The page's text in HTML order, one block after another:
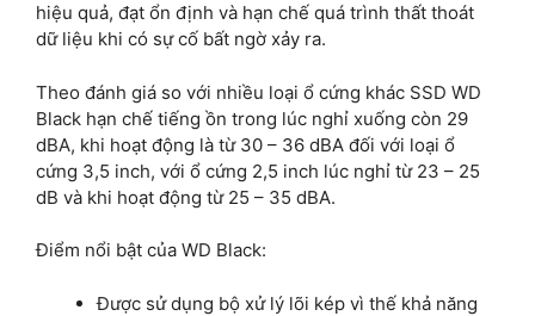
hiệu quả, đạt ổn định và hạn chế quá trình thất thoát
dữ liệu khi có sự cố bất ngờ xảy ra.
Theo đánh giá so với nhiều loại ổ cứng khác SSD WD
Black hạn chế tiếng ồn trong lúc nghỉ xuống còn 29
dBA, khi hoạt động là từ 30 – 36 dBA đối với loại ổ
cứng 3,5 inch, với ổ cứng 2,5 inch lúc nghỉ từ 23 – 25
dB và khi hoạt động từ 25 – 35 dBA.
Điểm nổi bật của WD Black:
Được sử dụng bộ xử lý lõi kép vì thế khả năng